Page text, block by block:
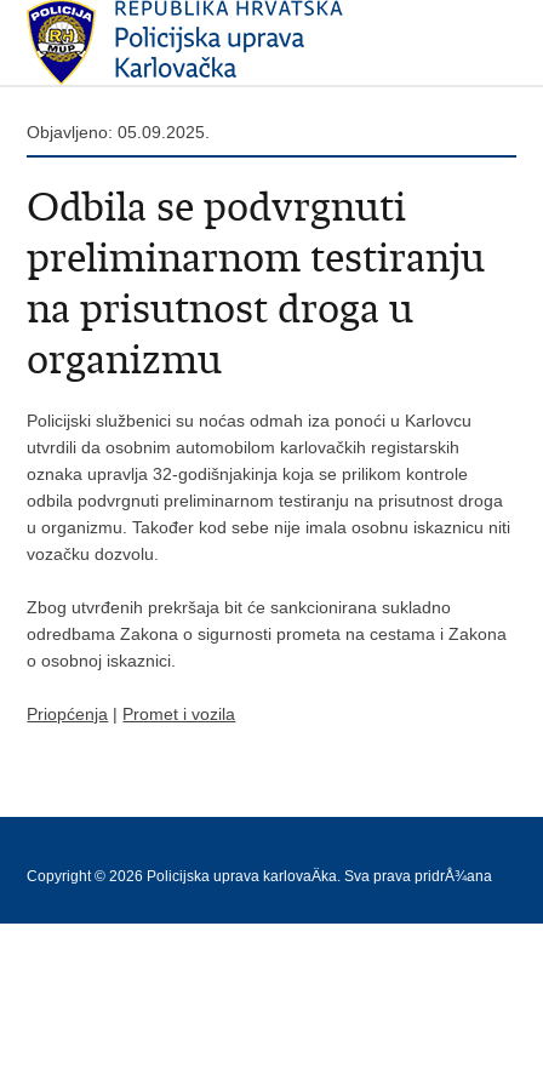
Objavljeno: 05.09.2025.
Odbila se podvrgnuti
preliminarnom testiranju
na prisutnost droga u
organizmu
Policijski službenici su noćas odmah iza ponoći u Karlovcu
utvrdili da osobnim automobilom karlovačkih registarskih
oznaka upravlja 32-godišnjakinja koja se prilikom kontrole
odbila podvrgnuti preliminarnom testiranju na prisutnost droga
u organizmu. Također kod sebe nije imala osobnu iskaznicu niti
vozačku dozvolu.
Zbog utvrđenih prekršaja bit će sankcionirana sukladno
odredbama Zakona o sigurnosti prometa na cestama i Zakona
o osobnoj iskaznici.
Priopćenja | Promet i vozila
Copyright © 2026 Policijska uprava karlovaÄka. Sva prava pridrÅ¾ana